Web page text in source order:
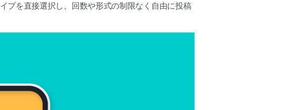
タイプを直接選択し、回数や形式の制限なく自由に投稿